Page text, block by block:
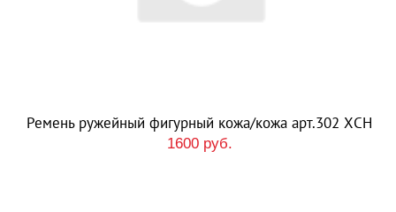
Ремень ружейный фигурный кожа/кожа арт.302 ХСН
1600 руб.